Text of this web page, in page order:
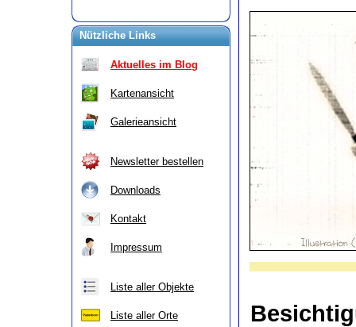
Nützliche Links
Aktuelles im Blog
Kartenansicht
Galerieansicht
Newsletter bestellen
Downloads
Kontakt
Impressum
Liste aller Objekte
Liste aller Orte